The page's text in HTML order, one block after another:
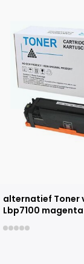
alternatief Toner
Lbp7100 magenta